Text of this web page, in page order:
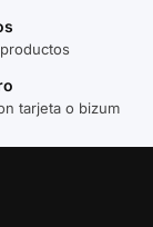
tarjeta o bizum